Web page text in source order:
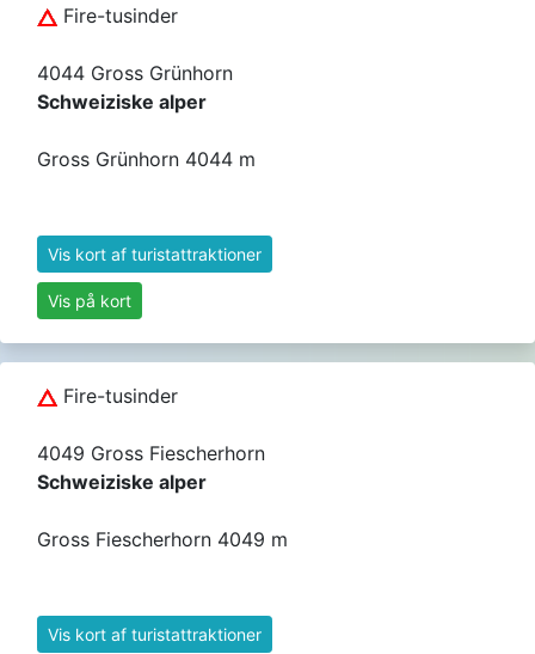
Fire-tusinder
4044 Gross Grünhorn
Schweiziske alper
Gross Grünhorn 4044 m
Vis kort af turistattraktioner
Vis på kort
Fire-tusinder
4049 Gross Fiescherhorn
Schweiziske alper
Gross Fiescherhorn 4049 m
Vis kort af turistattraktioner